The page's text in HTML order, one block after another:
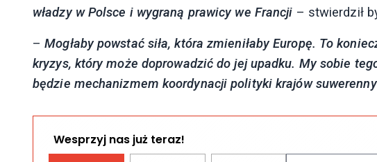
władzy w Polsce i wygraną prawicy we Francji – stwierdził
– Mogłaby powstać siła, która zmieniłaby Europę. To
kryzys, który może doprowadzić do jej upadku. My sobie
będzie mechanizmem koordynacji polityki krajów
Wesprzyj nas już teraz!